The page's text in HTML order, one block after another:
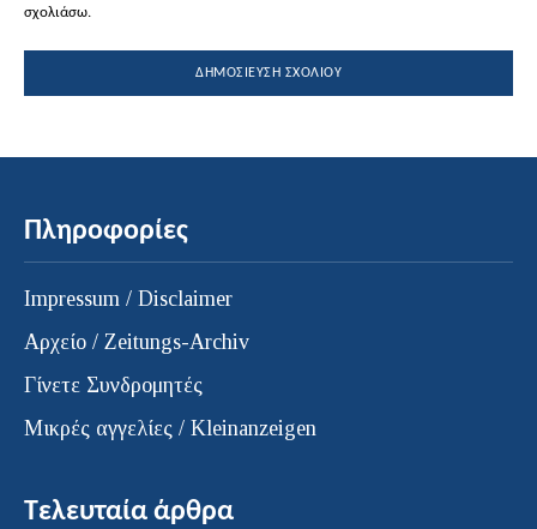
σχολιάσω.
Πληροφορίες
Impressum / Disclaimer
Αρχείο / Zeitungs-Archiv
Γίνετε Συνδρομητές
Μικρές αγγελίες / Kleinanzeigen
Τελευταία άρθρα